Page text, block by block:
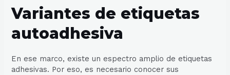
Variantes de etiquetas
autoadhesiva
En ese marco, existe un espectro amplio de etiquetas
adhesivas. Por eso, es necesario conocer sus